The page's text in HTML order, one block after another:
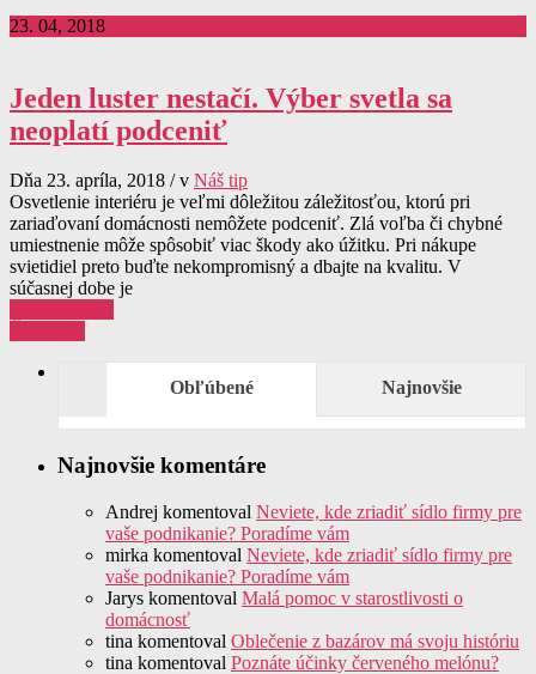
23. 04, 2018
Jeden luster nestačí. Výber svetla sa
neoplatí podceniť
Dňa 23. apríla, 2018 / v Náš tip
Osvetlenie interiéru je veľmi dôležitou záležitosťou, ktorú pri
zariaďovaní domácnosti nemôžete podceniť. Zlá voľba či chybné
umiestnenie môže spôsobiť viac škody ako úžitku. Pri nákupe
svietidiel preto buďte nekompromisný a dbajte na kvalitu. V
súčasnej dobe je
Obľúbené Najnovšie
Najnovšie komentáre
Andrej komentoval Neviete, kde zriadiť sídlo firmy pre
vaše podnikanie? Poradíme vám
mirka komentoval Neviete, kde zriadiť sídlo firmy pre
vaše podnikanie? Poradíme vám
Jarys komentoval Malá pomoc v starostlivosti o
domácnosť
tina komentoval Oblečenie z bazárov má svoju históriu
tina komentoval Poznáte účinky červeného melónu?